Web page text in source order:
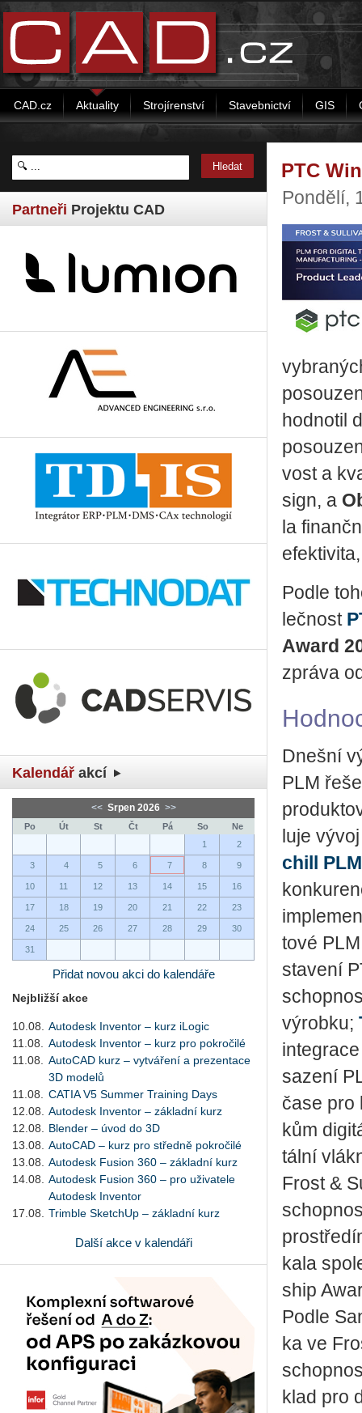
CAD.cz Aktuality Strojírenství Stavebnictví GIS
Partneři Projektu CAD
Kalendář akcí
<< Srpen 2026 >>
Po Út St Čt Pá So
Ne
1
2
3 4 5 6 7 8 9
10 11 12 13 14 15 16
17 18 19 20 21 22 23
24 25 26 27 28 29 30
31
Přidat novou akci do kalendáře
Nejbližší akce
10.08.
Autodesk Inventor – kurz iLogic
11.08.
Autodesk Inventor – kurz pro pokročilé
11.08.
AutoCAD kurz – vytváření a prezentace
3D modelů
11.08.
CATIA V5 Summer Training Days
12.08.
Autodesk Inventor – základní kurz
12.08.
Blender – úvod do 3D
13.08.
AutoCAD – kurz pro středně pokročilé
13.08.
Autodesk Fusion 360 – základní kurz
14.08.
Autodesk Fusion 360 – pro uživatele
Autodesk Inventor
17.08.
Trimble SketchUp – základní kurz
Další akce v kalendáři
PTC
Pondělí,
hod­no­til
vost a
sign, a
la
Podle
leč­nost
Award
zprá­va
Dneš­ní
PLM
lu­je
chill PLM
to­vé
sta­ve­ní
vý­rob­ku;
sa­ze­ní
čase pro
kům
tál­ní
Frost &
ka­la
ship
Podle
ka ve
klad pro